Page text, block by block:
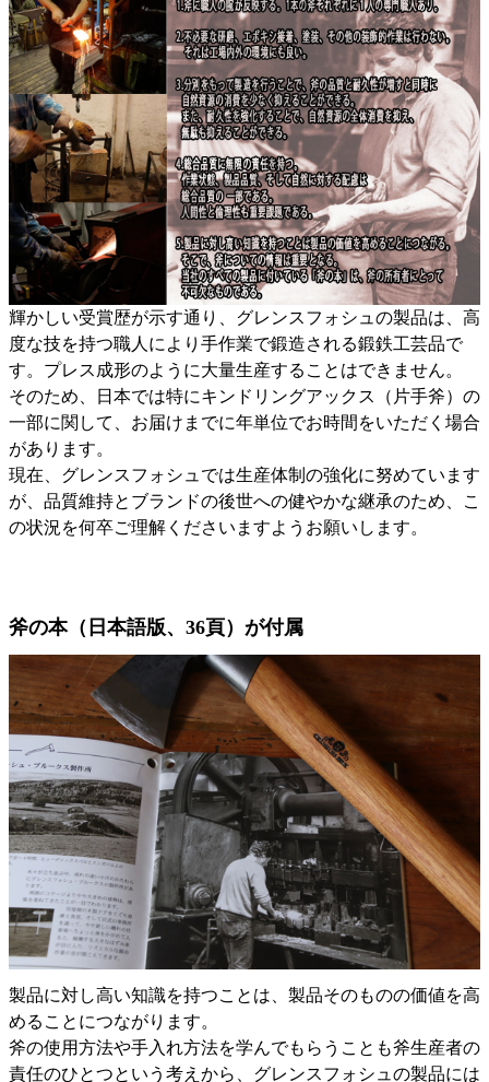
輝かしい受賞歴が示す通り、グレンスフォシュの製品は、高
度な技を持つ職人により手作業で鍛造される鍛鉄工芸品で
す。プレス成形のように大量生産することはできません。
そのため、日本では特にキンドリングアックス（片手斧）の
一部に関して、お届けまでに年単位でお時間をいただく場合
があります。
現在、グレンスフォシュでは生産体制の強化に努めています
が、品質維持とブランドの後世への健やかな継承のため、こ
の状況を何卒ご理解くださいますようお願いします。
斧の本（日本語版、36頁）が付属
製品に対し高い知識を持つことは、製品そのものの価値を高
めることにつながります。
斧の使用方法や手入れ方法を学んでもらうことも斧生産者の
責任のひとつという考えから、グレンスフォシュの製品には